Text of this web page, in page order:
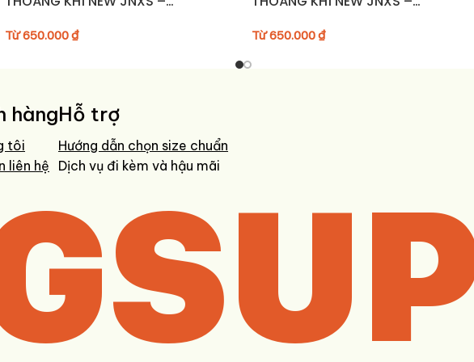
Từ650.000₫ Từ650.000₫
hàng
tôi
liên hệ
Hỗ trợ
Hướng dẫn chọn size chuẩn
Dịch vụ đi kèm và hậu mãi